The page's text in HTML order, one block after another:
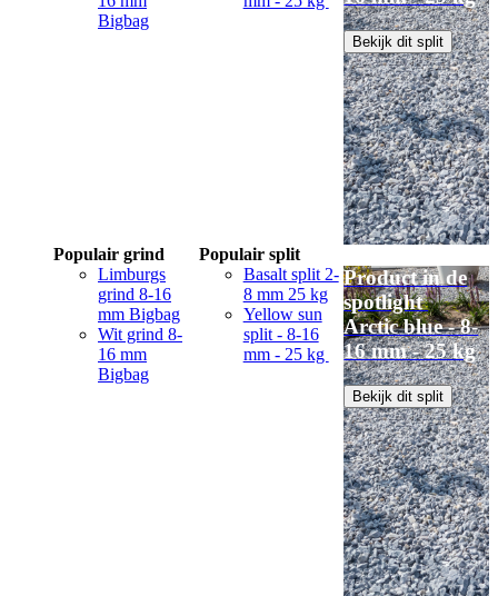
Bigbag
Bekijk dit split
Populair grind
Limburgs
grind 8-16
mm Bigbag
Wit grind 8-
16 mm
Bigbag
Populair split
Basalt split 2-
8 mm 25 kg
Yellow sun
split - 8-16
mm - 25 kg
Product in de
spotlight
Arctic blue - 8-
16 mm - 25 kg
Bekijk dit split